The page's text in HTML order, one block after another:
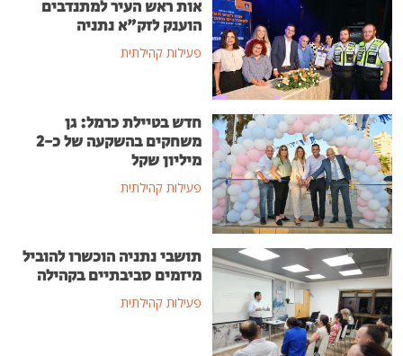
אות ראש העיר למתנדבים
הוענק לזק"א נתניה
פעילות קהילתית
חדש בטיילת כרמל: גן
משחקים בהשקעה של כ-2
מיליון שקל
פעילות קהילתית
תושבי נתניה הוכשרו להוביל
מיזמים סביבתיים בקהילה
פעילות קהילתית